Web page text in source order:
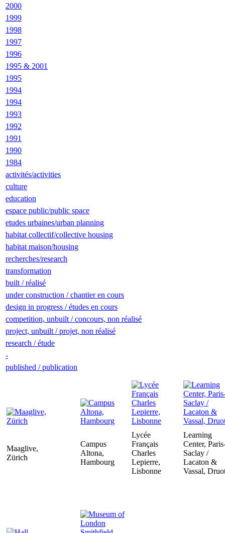
2000
1999
1998
1997
1996
1995 & 2001
1995
1994
1994
1993
1992
1991
1990
1984
activités/activities
culture
education
espace public/public space
etudes urbaines/urban planning
habitat collectif/collective housing
habitat maison/housing
recherches/research
transformation
built / réalisé
under construction / chantier en cours
design in progress / études en cours
competition, unbuilt / concours, non réalisé
project, unbuilt / projet, non réalisé
research / étude
-
published / publication
Maaglive,
Zürich
Campus
Altona,
Hambourg
Lycée
Français
Charles
Lepierre,
Lisbonne
Learning
Center,
Saclay /
Lacaton &
Vassal,